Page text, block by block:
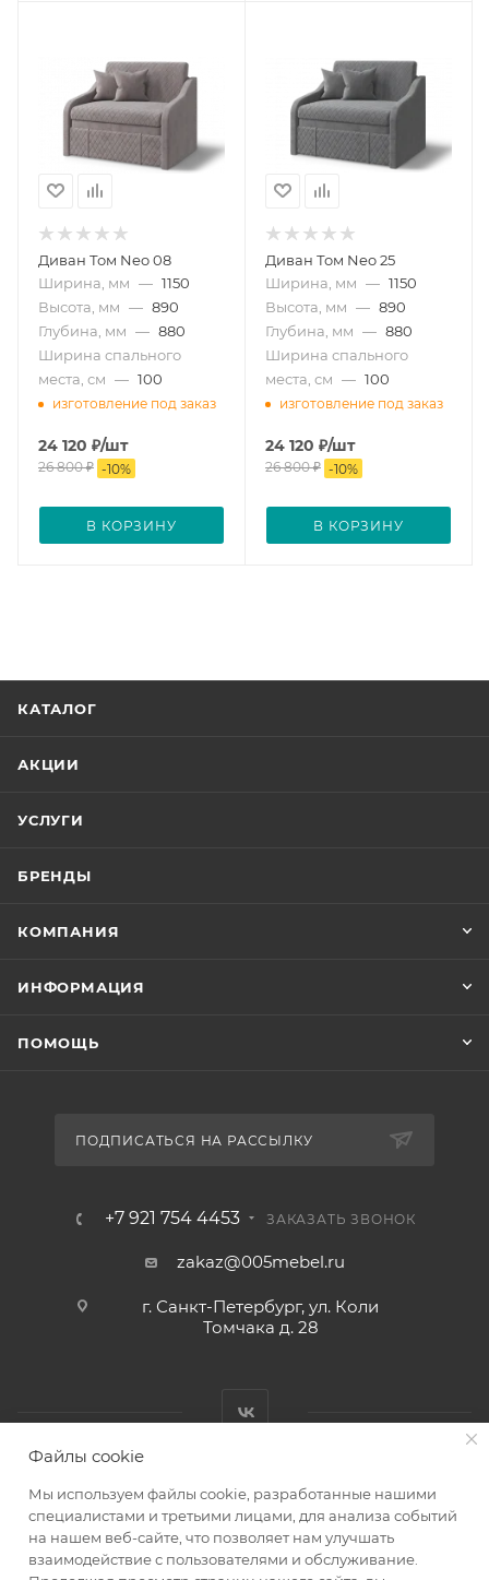
Диван Том Neo 08
Ширина, мм — 1150
Высота, мм — 890
Глубина, мм — 880
Ширина спального
места, см — 100
изготовление под заказ
24 120 ₽/шт
26 800₽ -10%
В КОРЗИНУ
Диван Том Neo 25
Ширина, мм — 1150
Высота, мм — 890
Глубина, мм — 880
Ширина спального
места, см — 100
изготовление под заказ
24 120 ₽/шт
26 800₽ -10%
В КОРЗИНУ
КАТАЛОГ
АКЦИИ
УСЛУГИ
БРЕНДЫ
КОМПАНИЯ
ИНФОРМАЦИЯ
ПОМОЩЬ
ПОДПИСАТЬСЯ НА РАССЫЛКУ
+7 921 754 4453 ЗАКАЗАТЬ ЗВОНОК
zakaz@005mebel.ru
г. Санкт-Петербург, ул. Коли
Томчака д. 28
Интернет магазин мебели в Санкт-Петербурге © 2000-2026
Файлы cookie
Мы используем файлы cookie, разработанные нашими
специалистами и третьими лицами, для анализа событий
на нашем веб-сайте, что позволяет нам улучшать
взаимодействие с пользователями и обслуживание.